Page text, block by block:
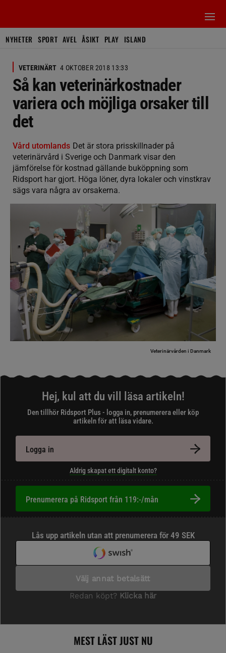
NYHETER SPORT AVEL ÅSIKT PLAY ISLAND
VETERINÄRT 4 OKTOBER 2018 13:33
Så kan veterinärkostnader
variera och möjliga orsaker till
det
Vård utomlands Det är stora prisskillnader på
veterinärvård i Sverige och Danmark visar den
jämförelse för kostnad gällande buköppning som
Ridsport har gjort. Höga löner, dyra lokaler och vinstkrav
sägs vara några av orsakerna.
Veterinärvården i Danmark
Hej, kul att du vill läsa artikeln!
Den tillhör Ridsport Plus - logga in, prenumerera eller köp
artikeln för att läsa vidare.
Logga in
Aldrig skapat ett digitalt konto?
Prenumerera på Ridsport från 119:-/mån
MEST LÄST JUST NU